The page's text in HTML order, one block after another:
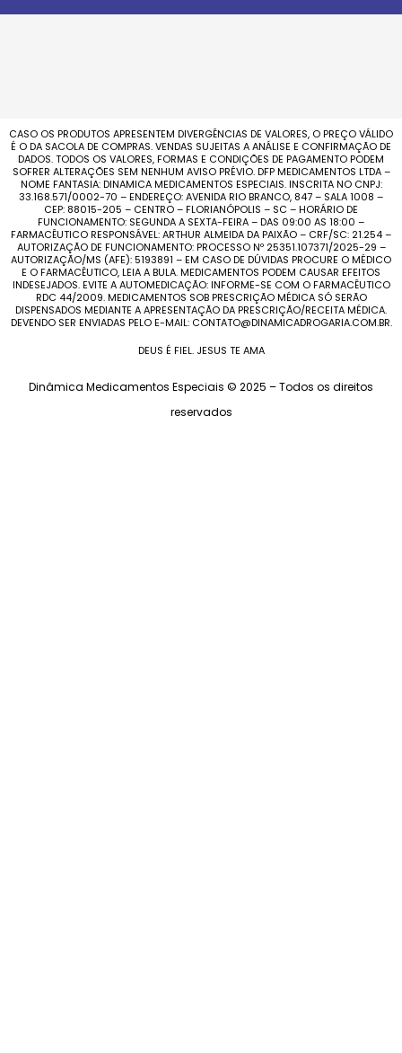
CASO OS PRODUTOS APRESENTEM DIVERGÊNCIAS DE VALORES, O PREÇO VÁLIDO
É O DA SACOLA DE COMPRAS. VENDAS SUJEITAS A ANÁLISE E CONFIRMAÇÃO DE
DADOS. TODOS OS VALORES, FORMAS E CONDIÇÕES DE PAGAMENTO PODEM
SOFRER ALTERAÇÕES SEM NENHUM AVISO PRÉVIO. DFP MEDICAMENTOS LTDA –
NOME FANTASIA: DINAMICA MEDICAMENTOS ESPECIAIS. INSCRITA NO CNPJ:
33.168.571/0002-70 – ENDEREÇO: AVENIDA RIO BRANCO, 847 – SALA 1008 –
CEP: 88015-205 – CENTRO – FLORIANÓPOLIS – SC – HORÁRIO DE
FUNCIONAMENTO: SEGUNDA A SEXTA-FEIRA – DAS 09:00 AS 18:00 –
FARMACÊUTICO RESPONSÁVEL: ARTHUR ALMEIDA DA PAIXÃO – CRF/SC: 21.254 –
AUTORIZAÇÃO DE FUNCIONAMENTO: PROCESSO Nº 25351.107371/2025-29 –
AUTORIZAÇÃO/MS (AFE): 5193891 – EM CASO DE DÚVIDAS PROCURE O MÉDICO
E O FARMACÊUTICO, LEIA A BULA. MEDICAMENTOS PODEM CAUSAR EFEITOS
INDESEJADOS. EVITE A AUTOMEDICAÇÃO: INFORME-SE COM O FARMACÊUTICO
RDC 44/2009. MEDICAMENTOS SOB PRESCRIÇÃO MÉDICA SÓ SERÃO
DISPENSADOS MEDIANTE A APRESENTAÇÃO DA PRESCRIÇÃO/RECEITA MÉDICA.
DEVENDO SER ENVIADAS PELO E-MAIL: CONTATO@DINAMICADROGARIA.COM.BR.
DEUS É FIEL. JESUS TE AMA
Dinâmica Medicamentos Especiais © 2025 – Todos os direitos
reservados